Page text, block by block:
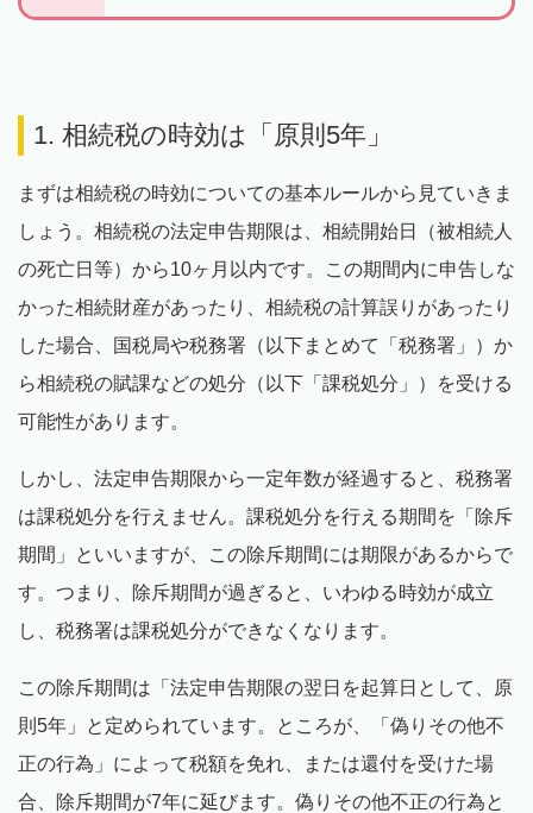
1. 相続税の時効は「原則5年」
まずは相続税の時効についての基本ルールから見ていきま
しょう。相続税の法定申告期限は、相続開始日（被相続人
の死亡日等）から10ヶ月以内です。この期間内に申告しな
かった相続財産があったり、相続税の計算誤りがあったり
した場合、国税局や税務署（以下まとめて「税務署」）か
ら相続税の賦課などの処分（以下「課税処分」）を受ける
可能性があります。
しかし、法定申告期限から一定年数が経過すると、税務署
は課税処分を行えません。課税処分を行える期間を「除斥
期間」といいますが、この除斥期間には期限があるからで
す。つまり、除斥期間が過ぎると、いわゆる時効が成立
し、税務署は課税処分ができなくなります。
この除斥期間は「法定申告期限の翌日を起算日として、原
則5年」と定められています。ところが、「偽りその他不
正の行為」によって税額を免れ、または還付を受けた場
合、除斥期間が7年に延びます。偽りその他不正の行為と